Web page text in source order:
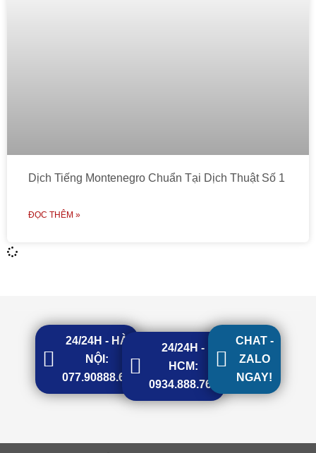
Dịch Tiếng Montenegro Chuẩn Tại Dịch Thuật Số 1
ĐỌC THÊM »
24/24H - HÀ
NỘI:
077.90888.68
24/24H -
HCM:
0934.888.768
CHAT -
ZALO
NGAY!